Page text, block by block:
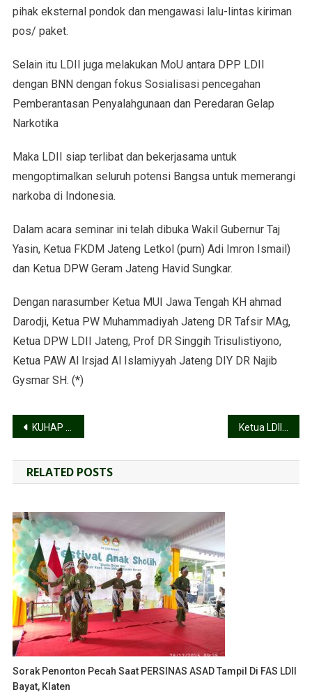
pihak eksternal pondok dan mengawasi lalu-lintas kiriman
pos/ paket.
Selain itu LDII juga melakukan MoU antara DPP LDII
dengan BNN dengan fokus Sosialisasi pencegahan
Pemberantasan Penyalahgunaan dan Peredaran Gelap
Narkotika
Maka LDII siap terlibat dan bekerjasama untuk
mengoptimalkan seluruh potensi Bangsa untuk memerangi
narkoba di Indonesia.
Dalam acara seminar ini telah dibuka Wakil Gubernur Taj
Yasin, Ketua FKDM Jateng Letkol (purn) Adi Imron Ismail)
dan Ketua DPW Geram Jateng Havid Sungkar.
Dengan narasumber Ketua MUI Jawa Tengah KH ahmad
Darodji, Ketua PW Muhammadiyah Jateng DR Tafsir MAg,
Ketua DPW LDII Jateng, Prof DR Singgih Trisulistiyono,
Ketua PAW Al Irsjad Al Islamiyyah Jateng DIY DR Najib
Gysmar SH. (*)
KUHAP Peninggalan Belanda Layak Diganti, Prof Singgih: Cenderung Berubah Tafsir Sesuai Kepentingan Ketua LDII Bersama Wakil Gubernur Jawa Tengah Taj Yasin Maimoen, Kampanye Antinarkoba Narkoba
RELATED POSTS
Sorak Penonton Pecah Saat PERSINAS ASAD Tampil Di FAS LDII
Bayat, Klaten